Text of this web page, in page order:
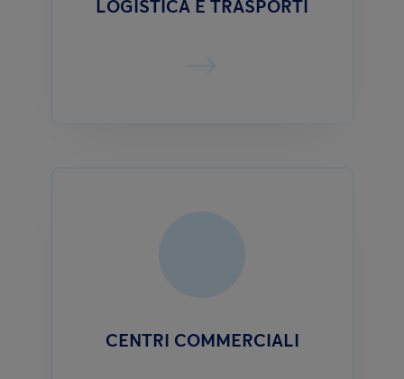
LOGISTICA E TRASPORTI
CENTRI COMMERCIALI